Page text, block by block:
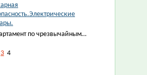
по чрезвычайным…
3 4